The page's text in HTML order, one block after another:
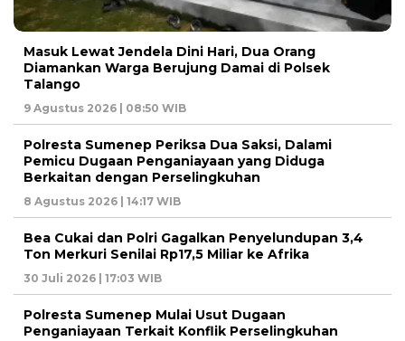
Masuk Lewat Jendela Dini Hari, Dua Orang
Diamankan Warga Berujung Damai di Polsek
Talango
9 Agustus 2026 | 08:50 WIB
Polresta Sumenep Periksa Dua Saksi, Dalami
Pemicu Dugaan Penganiayaan yang Diduga
Berkaitan dengan Perselingkuhan
8 Agustus 2026 | 14:17 WIB
Bea Cukai dan Polri Gagalkan Penyelundupan 3,4
Ton Merkuri Senilai Rp17,5 Miliar ke Afrika
30 Juli 2026 | 17:03 WIB
Polresta Sumenep Mulai Usut Dugaan
Penganiayaan Terkait Konflik Perselingkuhan